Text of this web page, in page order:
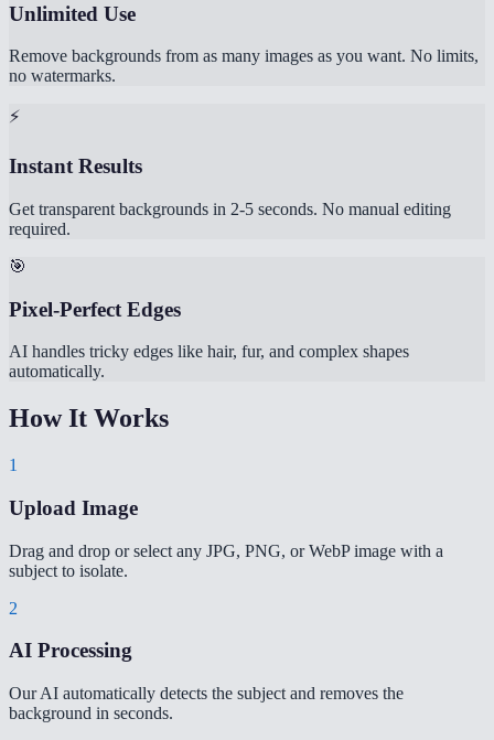
Unlimited Use
Remove backgrounds from as many images as you want. No limits,
no watermarks.
⚡
Instant Results
Get transparent backgrounds in 2-5 seconds. No manual editing
required.
🎯
Pixel-Perfect Edges
AI handles tricky edges like hair, fur, and complex shapes
automatically.
How It Works
1
Upload Image
Drag and drop or select any JPG, PNG, or WebP image with a
subject to isolate.
2
AI Processing
Our AI automatically detects the subject and removes the
background in seconds.